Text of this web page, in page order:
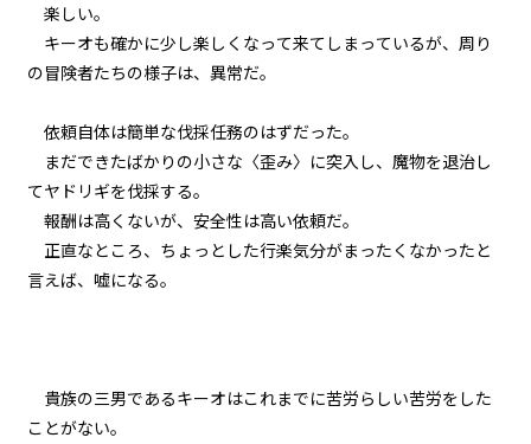
一章 黒髪黒目の少女
第十三話 〈賢者〉のカピバラ
一章 黒髪黒目の少女
第十四話 レオの復活（前編）
一章 黒髪黒目の少女
第十五話 レオの復活（後編）
第十七話 魔力切れ
楽しい。
キーオも確かに少し楽しくなって来てしまっているが、周り
の冒険者たちの様子は、異常だ。
依頼自体は簡単な伐採任務のはずだった。
まだできたばかりの小さな〈歪み〉に突入し、魔物を退治し
てヤドリギを伐採する。
報酬は高くないが、安全性は高い依頼だ。
正直なところ、ちょっとした行楽気分がまったくなかったと
言えば、嘘になる。
貴族の三男であるキーオはこれまでに苦労らしい苦労をした
ことがない。